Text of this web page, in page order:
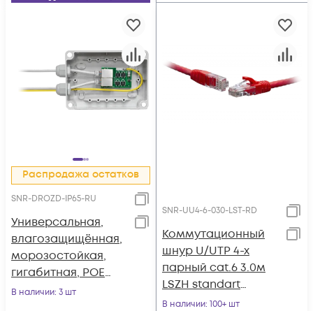
Распродажа остатков
SNR-DROZD-IP65-RU
Универсальная,
влагозащищённая,
морозостойкая,
гигабитная, POE
грозозащита
В наличии: 3 шт
SNR-UU4-6-030-LST-RD
Коммутационный
шнур U/UTP 4-х
парный cat.6 3.0м
LSZH standart
красный
В наличии: 100+ шт